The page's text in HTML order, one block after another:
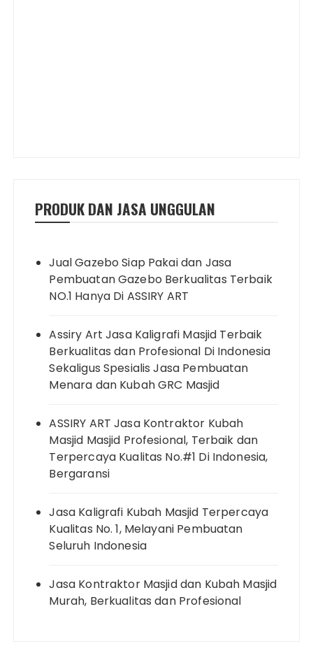
PRODUK DAN JASA UNGGULAN
Jual Gazebo Siap Pakai dan Jasa
Pembuatan Gazebo Berkualitas Terbaik
NO.1 Hanya Di ASSIRY ART
Assiry Art Jasa Kaligrafi Masjid Terbaik
Berkualitas dan Profesional Di Indonesia
Sekaligus Spesialis Jasa Pembuatan
Menara dan Kubah GRC Masjid
ASSIRY ART Jasa Kontraktor Kubah
Masjid Masjid Profesional, Terbaik dan
Terpercaya Kualitas No.#1 Di Indonesia,
Bergaransi
Jasa Kaligrafi Kubah Masjid Terpercaya
Kualitas No. 1, Melayani Pembuatan
Seluruh Indonesia
Jasa Kontraktor Masjid dan Kubah Masjid
Murah, Berkualitas dan Profesional